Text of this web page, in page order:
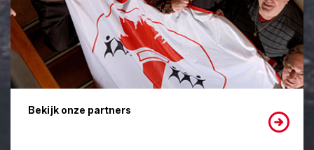
Bekijk onze partners